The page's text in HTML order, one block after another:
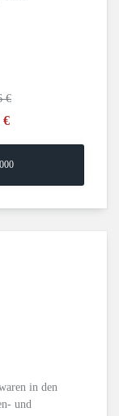
€
€
in den
und